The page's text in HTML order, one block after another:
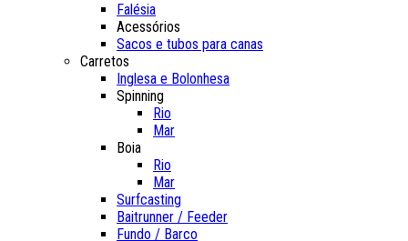
Falésia
Acessórios
Sacos e tubos para canas
Carretos
Inglesa e Bolonhesa
Spinning
Rio
Mar
Boia
Rio
Mar
Surfcasting
Baitrunner / Feeder
Fundo / Barco